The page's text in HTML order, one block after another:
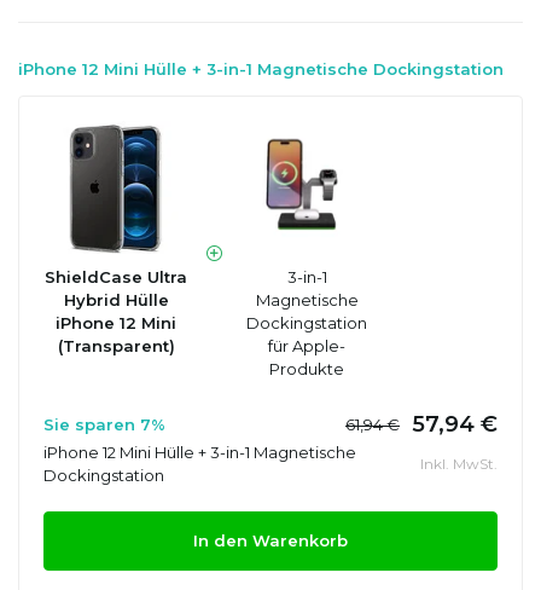
iPhone 12 Mini Hülle + 3-in-1 Magnetische Dockingstation
ShieldCase Ultra
Hybrid Hülle
iPhone 12 Mini
(Transparent)
3-in-1
Magnetische
Dockingstation
für Apple-
Produkte
Sie sparen 7% 61,94 € 57,94 €
iPhone 12 Mini Hülle + 3-in-1 Magnetische
Dockingstation
Inkl. MwSt.
In den Warenkorb